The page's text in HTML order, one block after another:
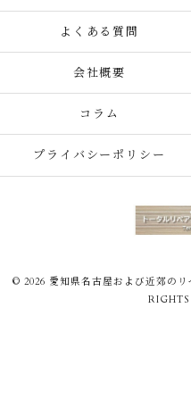
よくある質問
会社概要
コラム
プライバシーポリシー
© 2026 愛知県名古屋および近郊の
RIGHTS